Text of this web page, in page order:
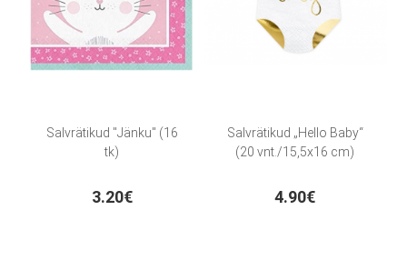
Salvrätikud "Jänku" (16
tk)
3.20€
Salvrätikud „Hello Baby“
(20 vnt./15,5x16 cm)
4.90€